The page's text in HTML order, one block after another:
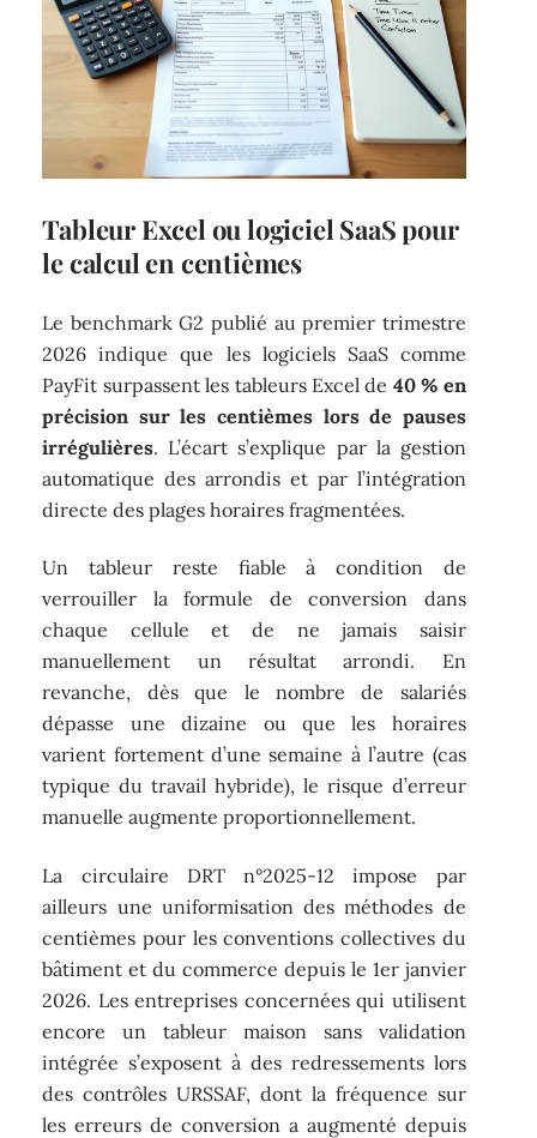
Tableur Excel ou logiciel SaaS pour
le calcul en centièmes
Le benchmark G2 publié au premier trimestre
2026 indique que les logiciels SaaS comme
PayFit surpassent les tableurs Excel de 40 % en
précision sur les centièmes lors de pauses
irrégulières. L’écart s’explique par la gestion
automatique des arrondis et par l’intégration
directe des plages horaires fragmentées.
Un tableur reste fiable à condition de
verrouiller la formule de conversion dans
chaque cellule et de ne jamais saisir
manuellement un résultat arrondi. En
revanche, dès que le nombre de salariés
dépasse une dizaine ou que les horaires
varient fortement d’une semaine à l’autre (cas
typique du travail hybride), le risque d’erreur
manuelle augmente proportionnellement.
La circulaire DRT n°2025-12 impose par
ailleurs une uniformisation des méthodes de
centièmes pour les conventions collectives du
bâtiment et du commerce depuis le 1er janvier
2026. Les entreprises concernées qui utilisent
encore un tableur maison sans validation
intégrée s’exposent à des redressements lors
des contrôles URSSAF, dont la fréquence sur
les erreurs de conversion a augmenté depuis